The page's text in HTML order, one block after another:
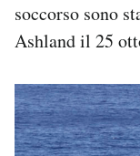
soccorso sono
Ashland il 25